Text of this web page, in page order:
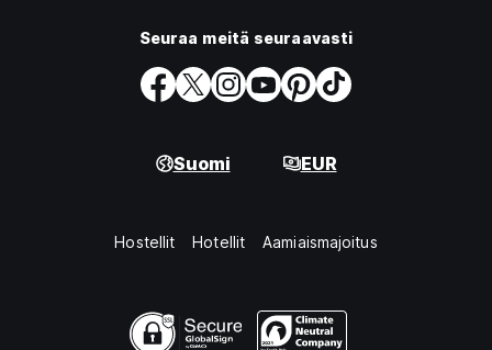
Seuraa meitä seuraavasti
Suomi EUR
Hostellit Hotellit Aamiaismajoitus